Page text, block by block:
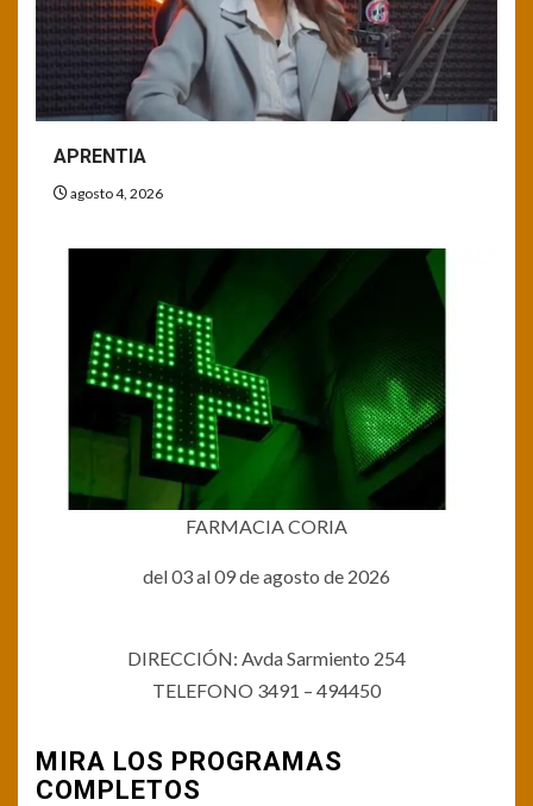
APRENTIA
agosto 4, 2026
FARMACIA CORIA
del 03 al 09 de agosto de 2026
DIRECCIÓN: Avda Sarmiento 254
TELEFONO 3491 – 494450
MIRA LOS PROGRAMAS
COMPLETOS